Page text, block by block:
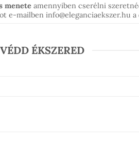
menete amennyiben cserélni
e-mailben info@eleganciaekszer.hu
VÉDD ÉKSZERED